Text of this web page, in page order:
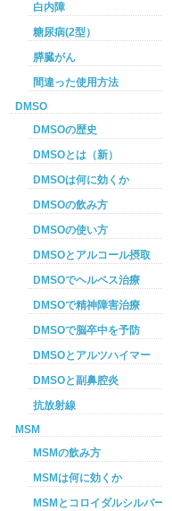
白内障
糖尿病(2型）
膵臓がん
間違った使用方法
DMSO
DMSOの歴史
DMSOとは（新）
DMSOは何に効くか
DMSOの飲み方
DMSOの使い方
DMSOとアルコール摂取
DMSOでヘルペス治療
DMSOで精神障害治療
DMSOで脳卒中を予防
DMSOとアルツハイマー
DMSOと副鼻腔炎
抗放射線
MSM
MSMの飲み方
MSMは何に効くか
MSMとコロイダルシルバー